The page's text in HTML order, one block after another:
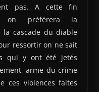
pas. A cette fin
on préférera la
la cascade du diable
ressortir on ne sait
qui y ont été jetés
arme du crime
ces violences faites